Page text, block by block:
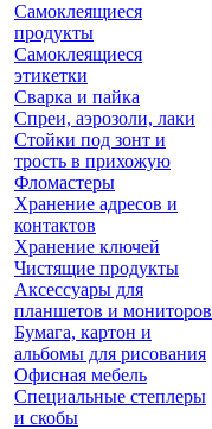
Самоклеящиеся
продукты
Самоклеящиеся
этикетки
Сварка и пайка
Спреи, аэрозоли, лаки
Стойки под зонт и
трость в прихожую
Фломастеры
Хранение адресов и
контактов
Хранение ключей
Чистящие продукты
Аксессуары для
планшетов и мониторов
Бумага, картон и
альбомы для рисования
Офисная мебель
Специальные степлеры
и скобы